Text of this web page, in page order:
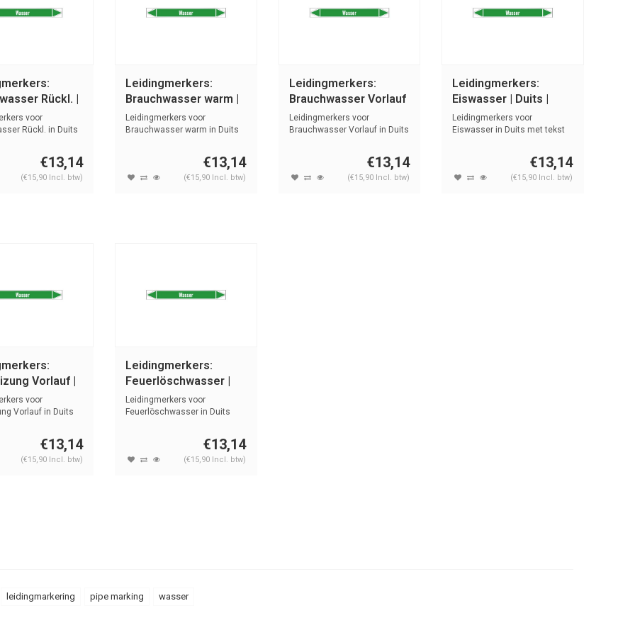
Rückl. |
voor
Rückl. in Duits
€13,14
(€15,90 Incl. btw)
Leidingmerkers:
Brauchwasser warm |
Duits | Water
Leidingmerkers voor
Brauchwasser warm in Duits
€13,14
(€15,90 Incl. btw)
Leidingmerkers:
Brauchwasser Vorlauf
| Duits | Water
Leidingmerkers voor
Brauchwasser Vorlauf in Duits
€13,14
(€15,90 Incl. btw)
Leidingmerkers:
Eiswasser | Duits |
Water
Leidingmerkers voor
Eiswasser in Duits met tekst
€13,14
(€15,90 Incl. btw)
Vorlauf |
voor
Vorlauf in Duits
€13,14
(€15,90 Incl. btw)
Leidingmerkers:
Feuerlöschwasser |
Duits | Water
Leidingmerkers voor
Feuerlöschwasser in Duits
€13,14
(€15,90 Incl. btw)
leidingmarkering pipe marking wasser